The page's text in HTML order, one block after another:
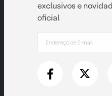
exclusivos e
oficial